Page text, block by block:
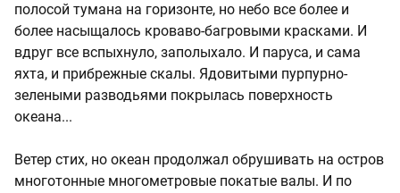
полосой тумана на горизонте, но небо все более и
более насыщалось кроваво-багровыми красками. И
вдруг все вспыхнуло, заполыхало. И паруса, и сама
яхта, и прибрежные скалы. Ядовитыми пурпурно-
зелеными разводьями покрылась поверхность
океана...
Ветер стих, но океан продолжал обрушивать на остров
многотонные многометровые покатые валы. И по